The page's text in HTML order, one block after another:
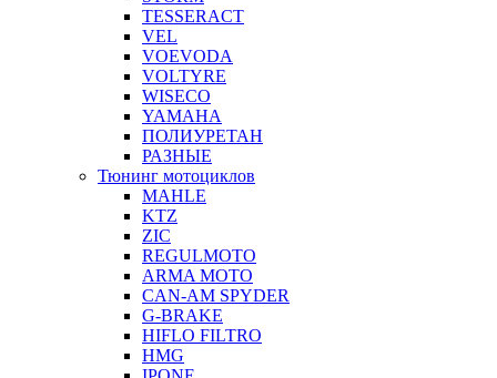
TESSERACT
VEL
VOEVODA
VOLTYRE
WISECO
YAMAHA
ПОЛИУРЕТАН
РАЗНЫЕ
Тюнинг мотоциклов
MAHLE
KTZ
ZIC
REGULMOTO
ARMA MOTO
CAN-AM SPYDER
G-BRAKE
HIFLO FILTRO
HMG